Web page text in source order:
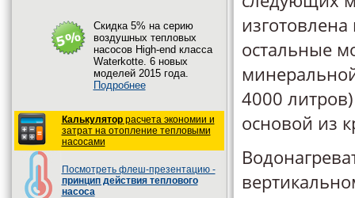
Cкидка 5% на серию
воздушных тепловых
насосов High-end класса
Waterkotte. 6 новых
моделей 2015 года.
Подробнее
Калькуляторрасчета экономии и
затрат на отопление тепловыми
насосами
Посмотреть флеш-презентацию -
принцип действия теплового
насоса
остальные
4000
основой из